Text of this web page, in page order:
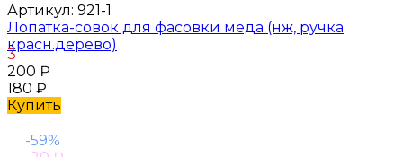
Артикул: 921-1
Лопатка-совок для фасовки меда (нж, ручка
красн.дерево)
3
200 ₽
180 ₽
Купить
-59%